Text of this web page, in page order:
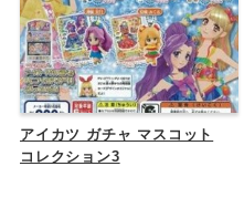
アイカツ ガチャ マスコット
コレクション3